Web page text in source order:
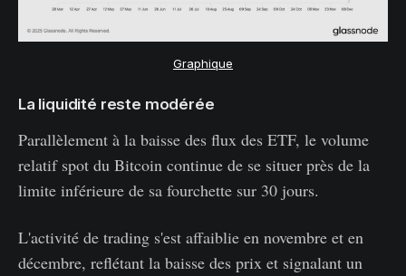
Graphique
La liquidité reste modérée
Parallèlement à la baisse des flux des ETF, le volume
relatif spot du Bitcoin continue de se situer près de la
limite inférieure de sa fourchette sur 30 jours.
L'activité de trading s'est affaiblie en novembre et en
décembre, reflétant la baisse des prix et signalant un